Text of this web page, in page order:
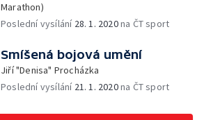
Marathon)
Poslední vysílání 28. 1. 2020na ČT sport
Smíšená bojová umění
Jiří "Denisa" Procházka
Poslední vysílání 21. 1. 2020na ČT sport